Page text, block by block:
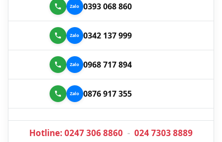
0393 068 860
0342 137 999
0968 717 894
0876 917 355
Hotline: 0247 306 8860 - 024 7303 8889